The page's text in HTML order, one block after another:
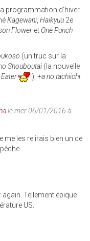
programmation d'hiver
Kagewani Haikyuu 2e
Flower etOne Punch
(un truc sur la
Shouboutai (la nouvelle
), +a no tachiichi
le mer 06/01/2016 à
me les relirais bien un de
Tellement épique
US.